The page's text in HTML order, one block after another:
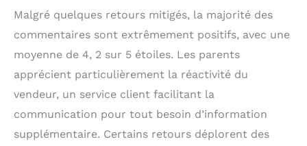
Malgré quelques retours mitigés, la majorité des
commentaires sont extrêmement positifs, avec une
moyenne de 4, 2 sur 5 étoiles. Les parents
apprécient particulièrement la réactivité du
vendeur, un service client facilitant la
communication pour tout besoin d’information
supplémentaire. Certains retours déplorent des